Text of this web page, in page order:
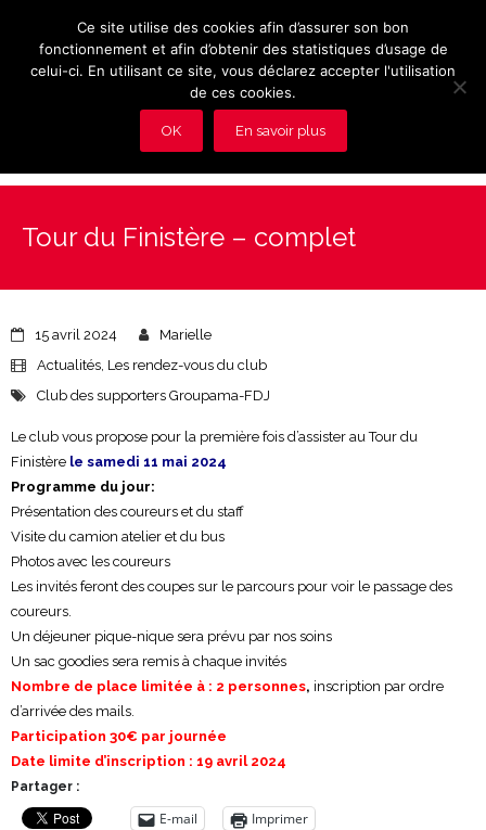
Vidéos
Adhérez au Club
Tour du Finistère – complet
15 avril 2024
Marielle
Actualités, Les rendez-vous du club
Club des supporters Groupama-FDJ
Le club vous propose pour la première fois d’assister au Tour du
Finistère le samedi 11 mai 2024
Programme du jour:
Présentation des coureurs et du staff
Visite du camion atelier et du bus
Photos avec les coureurs
Les invités feront des coupes sur le parcours pour voir le passage des
coureurs.
Un déjeuner pique-nique sera prévu par nos soins
Un sac goodies sera remis à chaque invités
Nombre de place limitée à : 2 personnes, inscription par ordre
d’arrivée des mails.
Participation 30€ par journée
Date limite d’inscription : 19 avril 2024
Partager :
E-mail Imprimer
Ce site utilise des cookies afin d’assurer son bon
fonctionnement et afin d’obtenir des statistiques d’usage de
celui-ci. En utilisant ce site, vous déclarez accepter l'utilisation
de ces cookies.
OK En savoir plus